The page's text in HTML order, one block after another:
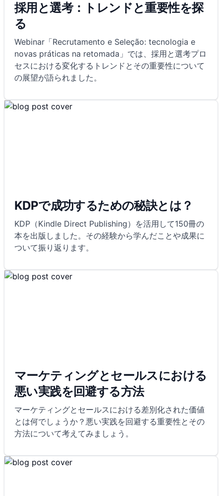
採用と選考：トレンドと重要性を探
る
Webinar「Recrutamento e Seleção: tecnologia e
novas práticas na retomada」では、採用と選考プロ
セスにおける変化するトレンドとその重要性について
の展望が語られました。
KDPで成功するための秘訣とは？
KDP（Kindle Direct Publishing）を活用して150冊の
本を出版しました。その経験から学んだことや成果に
ついて振り返ります。
マーケティングとセールスにおける
悪い実践を回避する方法
マーケティングとセールスにおける差別化された価値
とは何でしょうか？悪い実践を回避する重要性とその
方法について考えてみましょう。